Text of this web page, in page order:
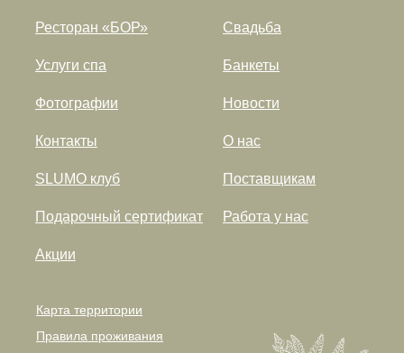
Акции
Ресторан «БОР»
Услуги спа
О нас
SLUMO клуб
Новости
Подарочный сертификат
Фотографии
Свадьба
Карта территории
Правила проживания
Работа у нас
Банкеты
Поставщикам
Контакты